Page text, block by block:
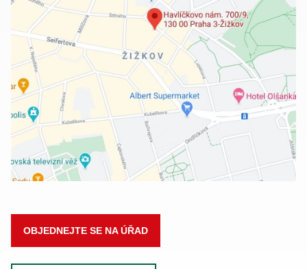
OBJEDNEJTE SE NA ÚŘAD